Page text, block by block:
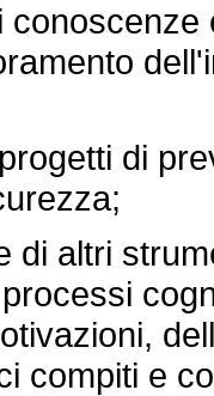
di
altri
compiti e